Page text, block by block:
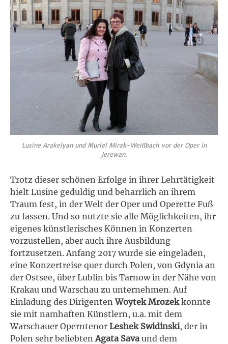
Lusine Arakelyan und Muriel Mirak-Weißbach vor der Oper in
Jerewan.
Trotz dieser schönen Erfolge in ihrer Lehrtätigkeit
hielt Lusine geduldig und beharrlich an ihrem
Traum fest, in der Welt der Oper und Operette Fuß
zu fassen. Und so nutzte sie alle Möglichkeiten, ihr
eigenes künstlerisches Können in Konzerten
vorzustellen, aber auch ihre Ausbildung
fortzusetzen. Anfang 2017 wurde sie eingeladen,
eine Konzertreise quer durch Polen, von Gdynia an
der Ostsee, über Lublin bis Tarnow in der Nähe von
Krakau und Warschau zu unternehmen. Auf
Einladung des DirigentenWoytek Mrozekkonnte
sie mit namhaften Künstlern, u.a. mit dem
Warschauer Operntenor Leshek Swidinski, der in
Polen sehr beliebten Agata Savaund dem